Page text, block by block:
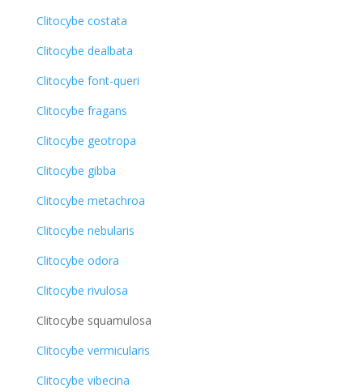
Clitocybe costata
Clitocybe dealbata
Clitocybe font-queri
Clitocybe fragans
Clitocybe geotropa
Clitocybe gibba
Clitocybe metachroa
Clitocybe nebularis
Clitocybe odora
Clitocybe rivulosa
Clitocybe squamulosa
Clitocybe vermicularis
Clitocybe vibecina